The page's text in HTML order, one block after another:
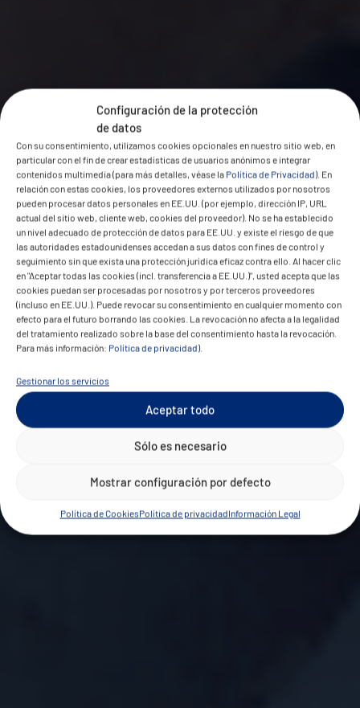
Configuración de la protección
de datos
Con su consentimiento, utilizamos cookies opcionales en nuestro sitio web, en
particular con el fin de crear estadísticas de usuarios anónimos e integrar
contenidos multimedia (para más detalles, véase la Política de Privacidad). En
relación con estas cookies, los proveedores externos utilizados por nosotros
pueden procesar datos personales en EE.UU. (por ejemplo, dirección IP, URL
actual del sitio web, cliente web, cookies del proveedor). No se ha establecido
un nivel adecuado de protección de datos para EE.UU. y existe el riesgo de que
las autoridades estadounidenses accedan a sus datos con fines de control y
seguimiento sin que exista una protección jurídica eficaz contra ello. Al hacer clic
en "Aceptar todas las cookies (incl. transferencia a EE.UU.)", usted acepta que las
cookies puedan ser procesadas por nosotros y por terceros proveedores
(incluso en EE.UU.). Puede revocar su consentimiento en cualquier momento con
efecto para el futuro borrando las cookies. La revocación no afecta a la legalidad
del tratamiento realizado sobre la base del consentimiento hasta la revocación.
Para más información: Política de privacidad).
Gestionar los servicios
Aceptar todo
Sólo es necesario
Mostrar configuración por defecto
Política de CookiesPolítica de privacidadInformación Legal